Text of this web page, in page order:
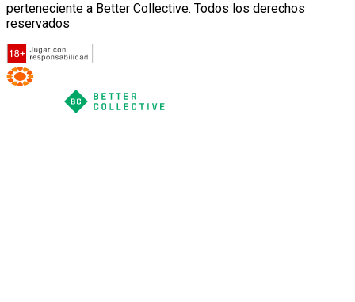
perteneciente a Better Collective. Todos los derechos
reservados